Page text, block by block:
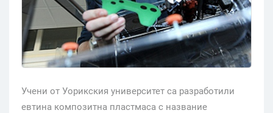
Учени от Уорикския университет са разработили
евтина композитна пластмаса с название